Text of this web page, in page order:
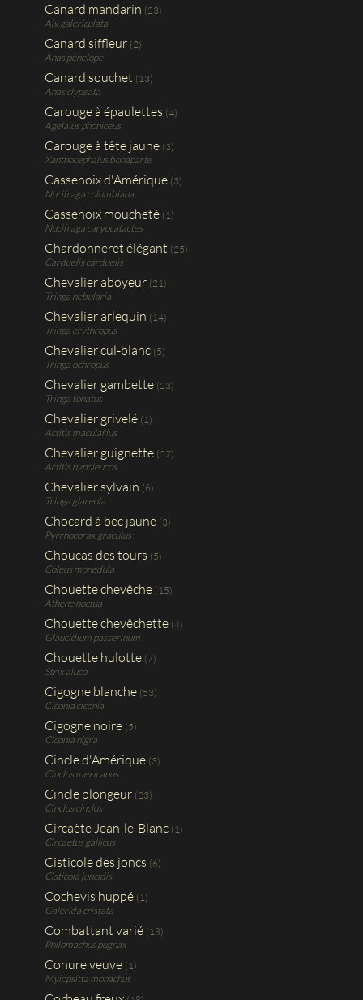
Canard mandarin (23)
Aix galericulata
Canard siffleur (2)
Anas penelope
Canard souchet (13)
Anas clypeata
Carouge à épaulettes (4)
Agelaius phoniceus
Carouge à tête jaune (3)
Xanthocephalus bonaparte
Cassenoix d'Amérique (3)
Nucifraga columbiana
Cassenoix moucheté (1)
Nucifraga caryocatactes
Chardonneret élégant (25)
Carduelis carduelis
Chevalier aboyeur (21)
Tringa nebularia
Chevalier arlequin (14)
Tringa erythropus
Chevalier cul-blanc (5)
Tringa ochropus
Chevalier gambette (23)
Tringa tonatus
Chevalier grivelé (1)
Actitis macularius
Chevalier guignette (27)
Actitis hypoleucos
Chevalier sylvain (6)
Tringa glareola
Chocard à bec jaune (3)
Pyrrhocorax graculus
Choucas des tours (5)
Coleus monedula
Chouette chevêche (15)
Athene noctua
Chouette chevêchette (4)
Glaucidium passerinum
Chouette hulotte (7)
Strix aluco
Cigogne blanche (53)
Ciconia ciconia
Cigogne noire (5)
Ciconia nigra
Cincle d'Amérique (3)
Cinclus mexicanus
Cincle plongeur (23)
Cinclus cinclus
Circaète Jean-le-Blanc (1)
Circaetus gallicus
Cisticole des joncs (6)
Cisticola juncidis
Cochevis huppé (1)
Galerida cristata
Combattant varié (18)
Philomachus pugnax
Conure veuve (1)
Myiopsitta monachus